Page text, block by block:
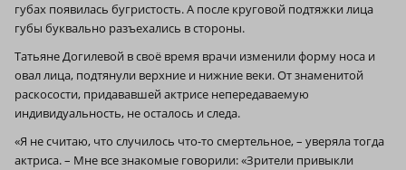
губах появилась бугристость. А после круговой подтяжки лица
губы буквально разъехались в стороны.
Татьяне Догилевой в своё время врачи изменили форму носа и
овал лица, подтянули верхние и нижние веки. От знаменитой
раскосости, придававшей актрисе непередаваемую
индивидуальность, не осталось и следа.
«Я не считаю, что случилось что-то смертельное, – уверяла тогда
актриса. – Мне все знакомые говорили: «Зрители привыкли